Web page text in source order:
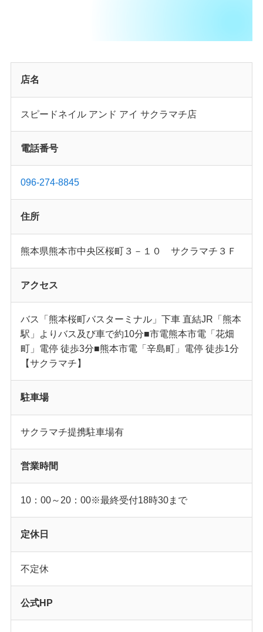
店名
スピードネイル アンド アイ サクラマチ店
電話番号
096-274-8845
住所
熊本県熊本市中央区桜町３－１０ サクラマチ３Ｆ
アクセス
バス「熊本桜町バスターミナル」下車 直結JR「熊本
駅」よりバス及び車で約10分■市電熊本市電「花畑
町」電停 徒歩3分■熊本市電「辛島町」電停 徒歩1分
【サクラマチ】
駐車場
サクラマチ提携駐車場有
営業時間
10：00～20：00※最終受付18時30まで
定休日
不定休
公式HP